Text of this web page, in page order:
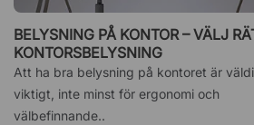
BELYSNING PÅ KONTOR – VÄLJ
KONTORSBELYSNING
Att ha bra belysning på kontoret är
viktigt, inte minst för ergonomi och
välbefinnande..